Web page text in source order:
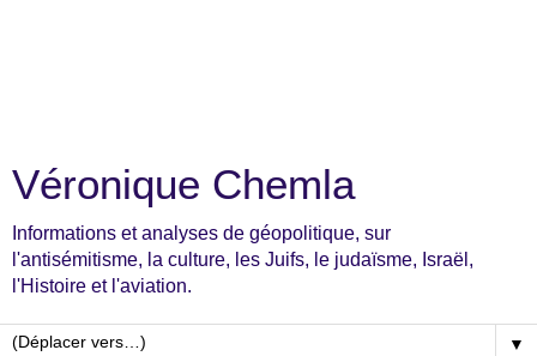
Véronique Chemla
Informations et analyses de géopolitique, sur
l'antisémitisme, la culture, les Juifs, le judaïsme, Israël,
l'Histoire et l'aviation.
▼